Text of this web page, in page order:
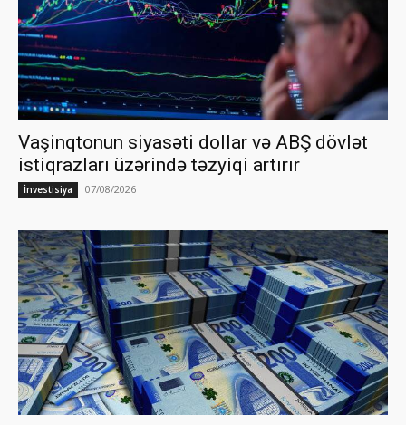
Vaşinqtonun siyasəti dollar və ABŞ dövlət
istiqrazları üzərində təzyiqi artırır
İnvestisiya 07/08/2026